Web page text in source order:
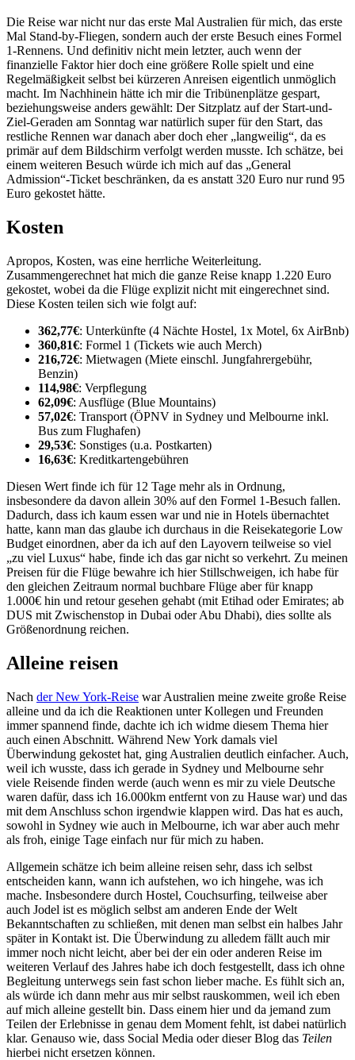
Die Reise war nicht nur das erste Mal Australien für mich, das erste
Mal Stand-by-Fliegen, sondern auch der erste Besuch eines Formel
1-Rennens. Und definitiv nicht mein letzter, auch wenn der
finanzielle Faktor hier doch eine größere Rolle spielt und eine
Regelmäßigkeit selbst bei kürzeren Anreisen eigentlich unmöglich
macht. Im Nachhinein hätte ich mir die Tribünenplätze gespart,
beziehungsweise anders gewählt: Der Sitzplatz auf der Start-und-
Ziel-Geraden am Sonntag war natürlich super für den Start, das
restliche Rennen war danach aber doch eher „langweilig“, da es
primär auf dem Bildschirm verfolgt werden musste. Ich schätze, bei
einem weiteren Besuch würde ich mich auf das „General
Admission“-Ticket beschränken, da es anstatt 320 Euro nur rund 95
Euro gekostet hätte.
Kosten
Apropos, Kosten, was eine herrliche Weiterleitung.
Zusammengerechnet hat mich die ganze Reise knapp 1.220 Euro
gekostet, wobei da die Flüge explizit nicht mit eingerechnet sind.
Diese Kosten teilen sich wie folgt auf:
362,77€: Unterkünfte (4 Nächte Hostel, 1x Motel, 6x AirBnb)
360,81€: Formel 1 (Tickets wie auch Merch)
216,72€: Mietwagen (Miete einschl. Jungfahrergebühr,
Benzin)
114,98€: Verpflegung
62,09€: Ausflüge (Blue Mountains)
57,02€: Transport (ÖPNV in Sydney und Melbourne inkl.
Bus zum Flughafen)
29,53€: Sonstiges (u.a. Postkarten)
16,63€: Kreditkartengebühren
Diesen Wert finde ich für 12 Tage mehr als in Ordnung,
insbesondere da davon allein 30% auf den Formel 1-Besuch fallen.
Dadurch, dass ich kaum essen war und nie in Hotels übernachtet
hatte, kann man das glaube ich durchaus in die Reisekategorie Low
Budget einordnen, aber da ich auf den Layovern teilweise so viel
„zu viel Luxus“ habe, finde ich das gar nicht so verkehrt. Zu meinen
Preisen für die Flüge bewahre ich hier Stillschweigen, ich habe für
den gleichen Zeitraum normal buchbare Flüge aber für knapp
1.000€ hin und retour gesehen gehabt (mit Etihad oder Emirates; ab
DUS mit Zwischenstop in Dubai oder Abu Dhabi), dies sollte als
Größenordnung reichen.
Alleine reisen
Nach der New York-Reise war Australien meine zweite große Reise
alleine und da ich die Reaktionen unter Kollegen und Freunden
immer spannend finde, dachte ich ich widme diesem Thema hier
auch einen Abschnitt. Während New York damals viel
Überwindung gekostet hat, ging Australien deutlich einfacher. Auch,
weil ich wusste, dass ich gerade in Sydney und Melbourne sehr
viele Reisende finden werde (auch wenn es mir zu viele Deutsche
waren dafür, dass ich 16.000km entfernt von zu Hause war) und das
mit dem Anschluss schon irgendwie klappen wird. Das hat es auch,
sowohl in Sydney wie auch in Melbourne, ich war aber auch mehr
als froh, einige Tage einfach nur für mich zu haben.
Allgemein schätze ich beim alleine reisen sehr, dass ich selbst
entscheiden kann, wann ich aufstehen, wo ich hingehe, was ich
mache. Insbesondere durch Hostel, Couchsurfing, teilweise aber
auch Jodel ist es möglich selbst am anderen Ende der Welt
Bekanntschaften zu schließen, mit denen man selbst ein halbes Jahr
später in Kontakt ist. Die Überwindung zu alledem fällt auch mir
immer noch nicht leicht, aber bei der ein oder anderen Reise im
weiteren Verlauf des Jahres habe ich doch festgestellt, dass ich ohne
Begleitung unterwegs sein fast schon lieber mache. Es fühlt sich an,
als würde ich dann mehr aus mir selbst rauskommen, weil ich eben
auf mich alleine gestellt bin. Dass einem hier und da jemand zum
Teilen der Erlebnisse in genau dem Moment fehlt, ist dabei natürlich
klar. Genauso wie, dass Social Media oder dieser Blog das Teilen
hierbei nicht ersetzen können.